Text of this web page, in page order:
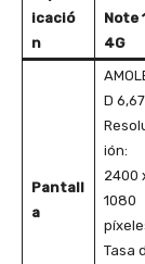
icació
n
Note
4G
Pantall
a
D
ión:
2400
1080
Tasa